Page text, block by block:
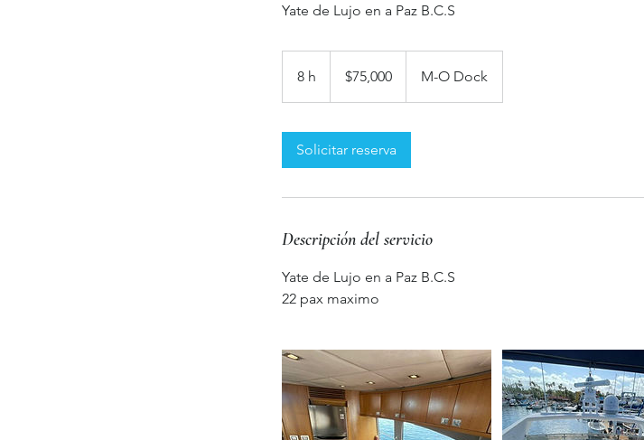
Yate de Lujo en a Paz B.C.S
8 h
mexicanos
$75,000 M-O Dock
Solicitar reserva
Descripción del servicio
Yate de Lujo en a Paz B.C.S
22 pax maximo